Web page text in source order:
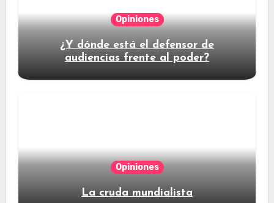
Opiniones
¿Y dónde está el defensor de
audiencias frente al poder?
Opiniones
La cruda mundialista